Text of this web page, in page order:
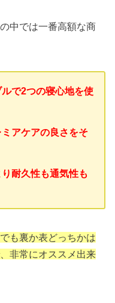
中では一番高額な商
で2つの寝心地を使
アケアの良さをそ
耐久性も通気性も
でも裏か表どっちかは
非常にオススメ出来